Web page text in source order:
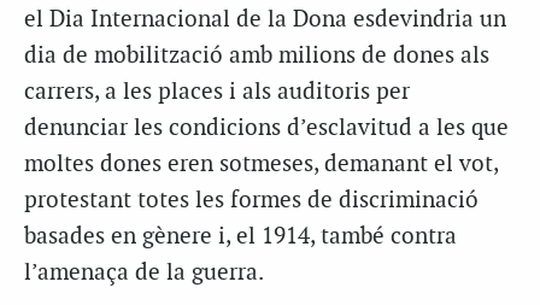
el Dia Internacional de la Dona esdevindria un
dia de mobilització amb milions de dones als
carrers, a les places i als auditoris per
denunciar les condicions d’esclavitud a les que
moltes dones eren sotmeses, demanant el vot,
protestant totes les formes de discriminació
basades en gènere i, el 1914, també contra
l’amenaça de la guerra.